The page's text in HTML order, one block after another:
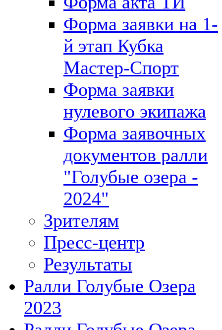
Форма заявки на 1-
й этап Кубка
Мастер-Спорт
Форма заявки
нулевого экипажа
Форма заявочных
документов ралли
"Голубые озера -
2024"
Зрителям
Пресс-центр
Результаты
Ралли Голубые Озера
2023